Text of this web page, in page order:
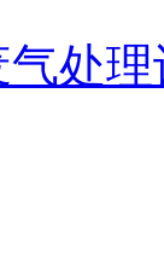
气处